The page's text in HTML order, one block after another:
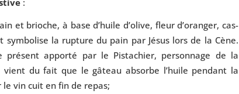
:
et brioche, à base d’huile d’olive, fleur d’oranger, cas­
sym­bo­lise la rup­ture du pain par Jésus lors de la Cène.
pré­sent appor­té par le Pistachier, per­son­nage de la
vient du fait que le gâteau absorbe l’huile pen­dant la
vin cuit en fin de repas;